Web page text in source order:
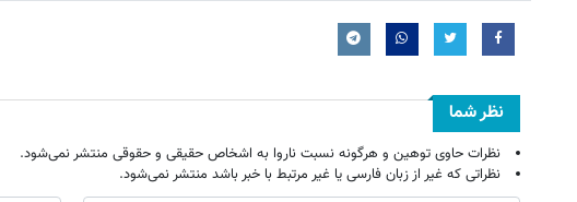
نظر شما
نظرات حاوی توهین و هرگونه نسبت ناروا به اشخاص حقیقی و حقوقی منتشر نمی‌شود.
نظراتی که غیر از زبان فارسی یا غیر مرتبط با خبر باشد منتشر نمی‌شود.